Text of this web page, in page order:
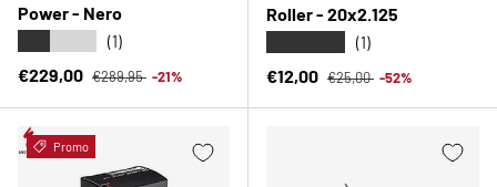
Power - Nero
(1)
Prezzo di vendita
€229,00 Prezzo normale
€289,95 -21%
Roller - 20x2.125
(1)
Prezzo di vendita
€12,00 Prezzo normale
€25,00 -52%
Promo